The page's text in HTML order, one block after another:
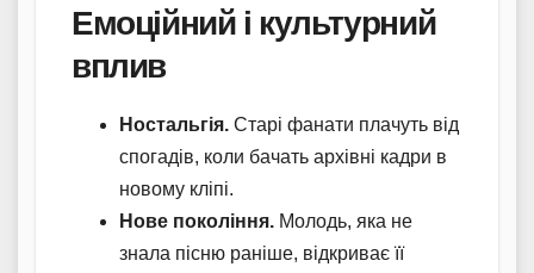
Емоційний і культурний
вплив
Ностальгія. Старі фанати плачуть від
спогадів, коли бачать архівні кадри в
новому кліпі.
Нове покоління. Молодь, яка не
знала пісню раніше, відкриває її